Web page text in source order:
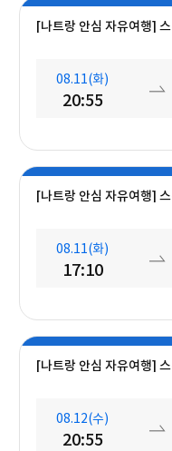
08.11(화)
20:55
08.11(화)
17:10
08.12(수)
20:55